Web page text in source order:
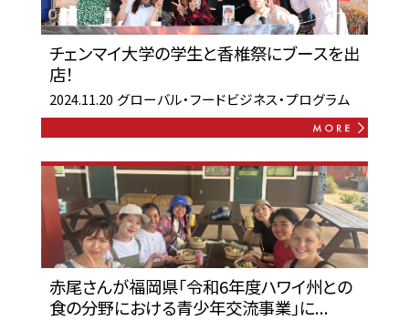
チェンマイ大学の学生と香椎祭にブースを出
店！
2024.11.20 グローバル・フードビジネス・プログラム
赤尾さんが福岡県「令和6年度ハワイ州との
食の分野における青少年交流事業」に...